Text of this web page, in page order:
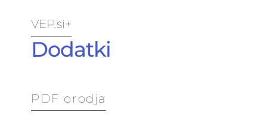
VEP.si+
Dodatki
PDF orodja